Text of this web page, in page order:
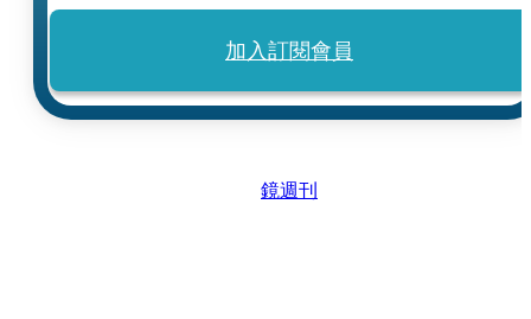
加入訂閱會員
鏡週刊